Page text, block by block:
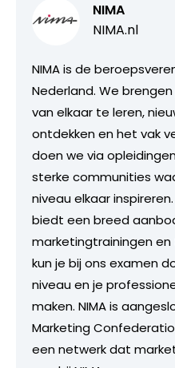
NIMA
NIMA.nl
NIMA is de
Nederland. We
van elkaar te leren,
ontdekken en het vak
doen we via
sterke communities
niveau elkaar
biedt een breed
marketingtrainingen
kun je bij ons examen
niveau en je
maken. NIMA is
Marketing
een netwerk dat